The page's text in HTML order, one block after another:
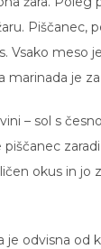
Piščanec,
Vsako meso
je
– sol s
okus in jo
odvisna od